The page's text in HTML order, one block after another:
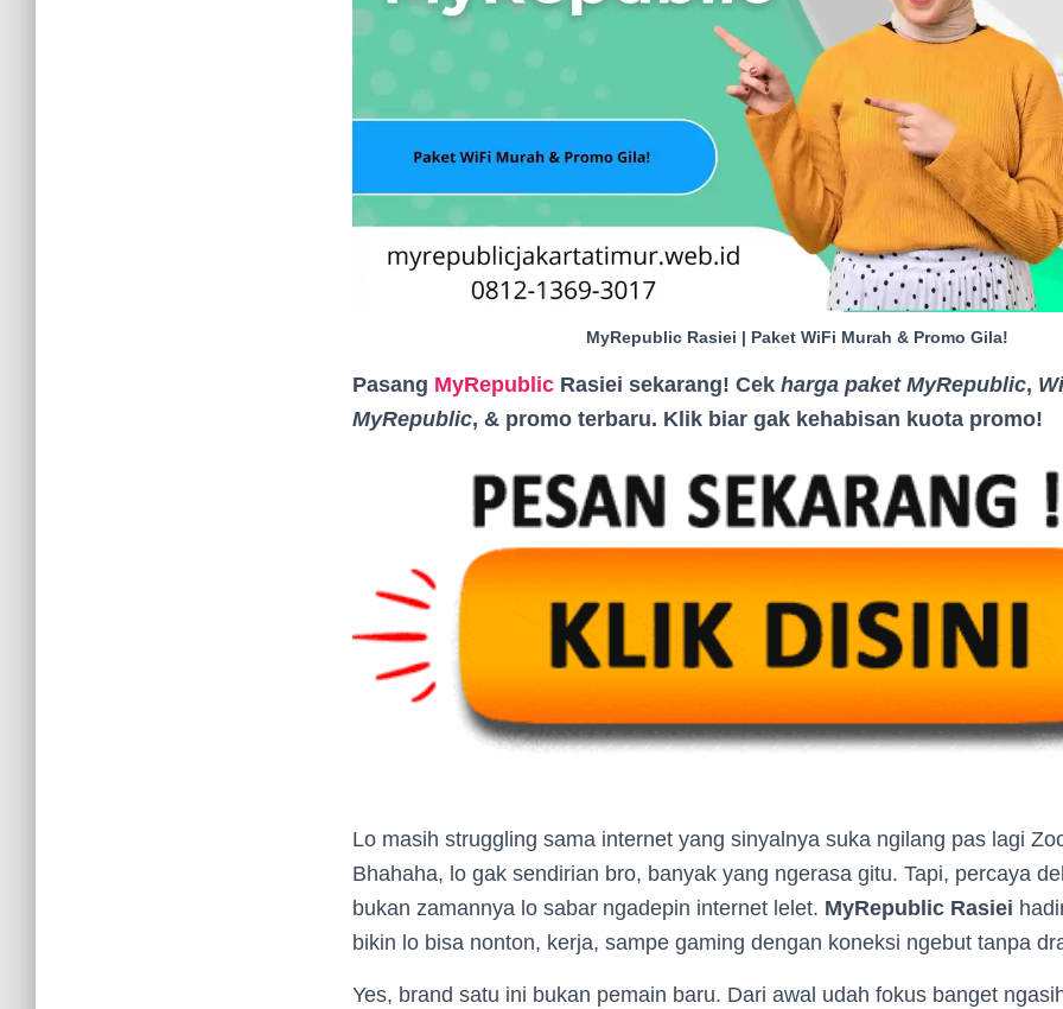
MyRepublic Rasiei | Paket WiFi Murah & Promo Gila!
Pasang MyRepublic Rasiei sekarang! Cek harga paket MyRepublic,
MyRepublic, & promo terbaru. Klik biar gak kehabisan kuota promo!
Lo masih struggling sama internet yang sinyalnya suka ngilang pas lagi
Bhahaha, lo gak sendirian bro, banyak yang ngerasa gitu. Tapi, percaya
bukan zamannya lo sabar ngadepin internet lelet. MyRepublic Rasiei
bikin lo bisa nonton, kerja, sampe gaming dengan koneksi ngebut tanpa
Yes, brand satu ini bukan pemain baru. Dari awal udah fokus banget